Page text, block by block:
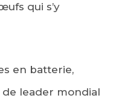
qui s’y
en batterie,
de leader mondial